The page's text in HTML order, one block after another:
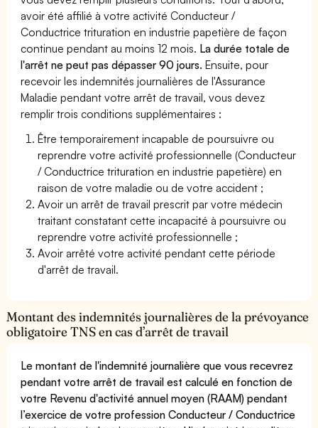
avoir été affilié à votre activité Conducteur /
Conductrice trituration en industrie papetière de façon
continue pendant au moins 12 mois. La durée totale de
l'arrêt ne peut pas dépasser 90 jours. Ensuite, pour
recevoir les indemnités journalières de l'Assurance
Maladie pendant votre arrêt de travail, vous devez
remplir trois conditions supplémentaires :
Être temporairement incapable de poursuivre ou
reprendre votre activité professionnelle (Conducteur
/ Conductrice trituration en industrie papetière) en
raison de votre maladie ou de votre accident ;
Avoir un arrêt de travail prescrit par votre médecin
traitant constatant cette incapacité à poursuivre ou
reprendre votre activité professionnelle ;
Avoir arrêté votre activité pendant cette période
d'arrêt de travail.
Montant des indemnités journalières de la prévoyance
obligatoire TNS en cas d’arrêt de travail
Le montant de l'indemnité journalière que vous recevrez
pendant votre arrêt de travail est calculé en fonction de
votre Revenu d'activité annuel moyen (RAAM) pendant
l’exercice de votre profession Conducteur / Conductrice